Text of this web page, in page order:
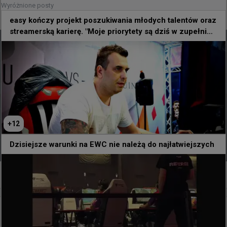
grę o EWC
0
2 godziny temu
levelONE 0:2 Phantom - Polacy w fazie play-in
Wyróżnione posty
easy kończy projekt poszukiwania młodych talentów oraz
streamerską karierę. "Moje priorytety są dziś w zupełnie
innym miejscu"
+12
Dzisiejsze warunki na EWC nie należą do najłatwiejszych